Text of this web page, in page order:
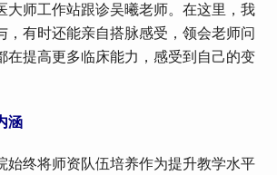
大师工作站跟诊吴曦老师。在这里，我
，有时还能亲自搭脉感受，领会老师问
提高更多临床能力，感受到自己的变
涵
终将师资队伍培养作为提升教学水平